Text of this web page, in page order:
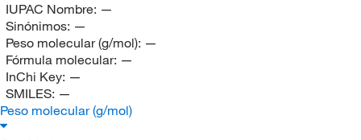
IUPAC Nombre: —
Sinónimos: —
Peso molecular (g/mol): —
Fórmula molecular: —
InChi Key: —
SMILES: —
Peso molecular (g/mol)